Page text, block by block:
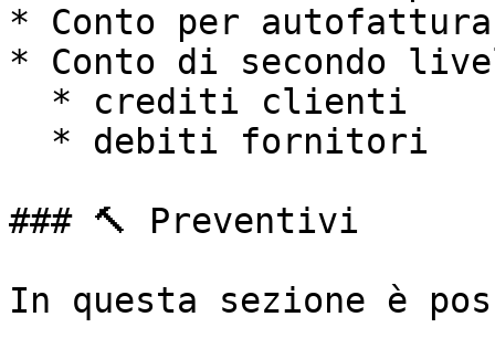
* Conto per autofattura
* Conto di secondo
### 🔨 Preventivi
In questa sezione è